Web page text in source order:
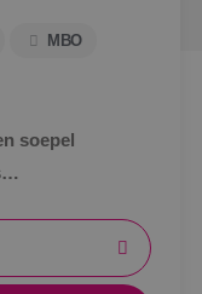
MBO
soepel